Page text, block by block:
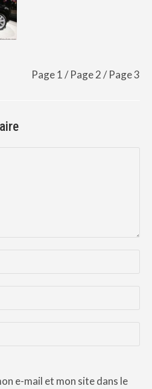
Page 1/Page 2/ Page 3
e-mail et mon site dans le